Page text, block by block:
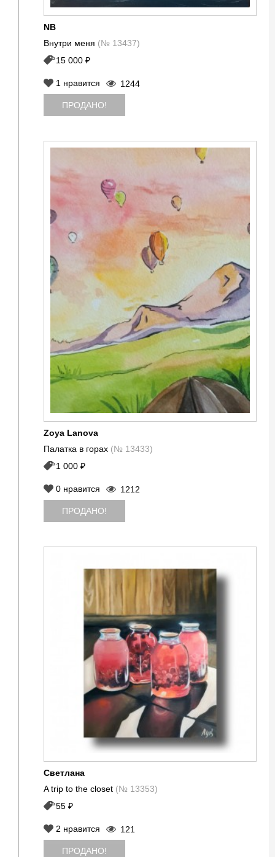
NB
Внутри меня (№ 13437)
15 000 ₽
1 нравится 1244
ПРОДАНО!
Zoya Lanova
Палатка в горах (№ 13433)
1 000 ₽
0 нравится 1212
ПРОДАНО!
Светлана
A trip to the closet (№ 13353)
55 ₽
2 нравится 121
ПРОДАНО!